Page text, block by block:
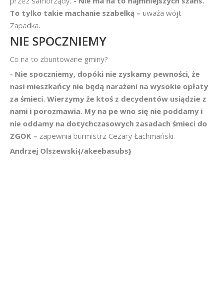
To tylko takie machanie szabelką – uważa wójt
Zapadka.
NIE SPOCZNIEMY
Co na to zbuntowane gminy?
- Nie spoczniemy, dopóki nie zyskamy pewności, że
nasi mieszkańcy nie będą narażeni na wysokie opłaty
za śmieci. Wierzymy że ktoś z decydentów usiądzie z
nami i porozmawia. My na pe wno się nie poddamy i
nie oddamy na dotychczasowych zasadach śmieci do
ZGOK – zapewnia burmistrz Cezary Łachmański.
Andrzej Olszewski{/akeebasubs}